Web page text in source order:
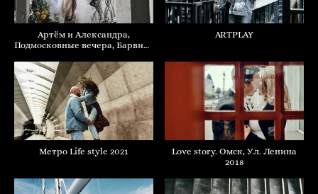
Артём и Александра,
Подмосковные вечера, Барвиха
ARTPLAY
Метро Life style 2021
Love story. Омск, Ул. Ленина
2018